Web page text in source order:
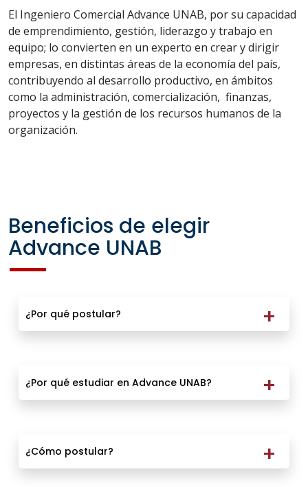
El Ingeniero Comercial Advance UNAB, por su capacidad
de emprendimiento, gestión, liderazgo y trabajo en
equipo; lo convierten en un experto en crear y dirigir
empresas, en distintas áreas de la economía del país,
contribuyendo al desarrollo productivo, en ámbitos
como la administración, comercialización, finanzas,
proyectos y la gestión de los recursos humanos de la
organización.
Beneficios de elegir
Advance UNAB
¿Por qué postular?
¿Por qué estudiar en Advance UNAB?
¿Cómo postular?